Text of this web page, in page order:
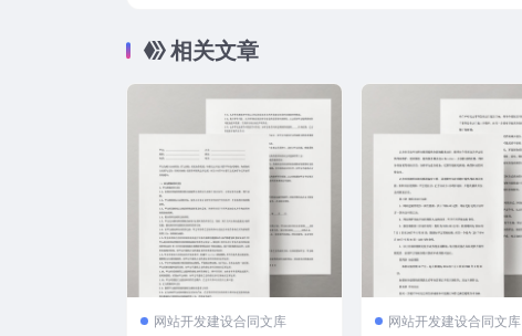
相关文章
网站开发建设合同文库 网站开发建设合同文库